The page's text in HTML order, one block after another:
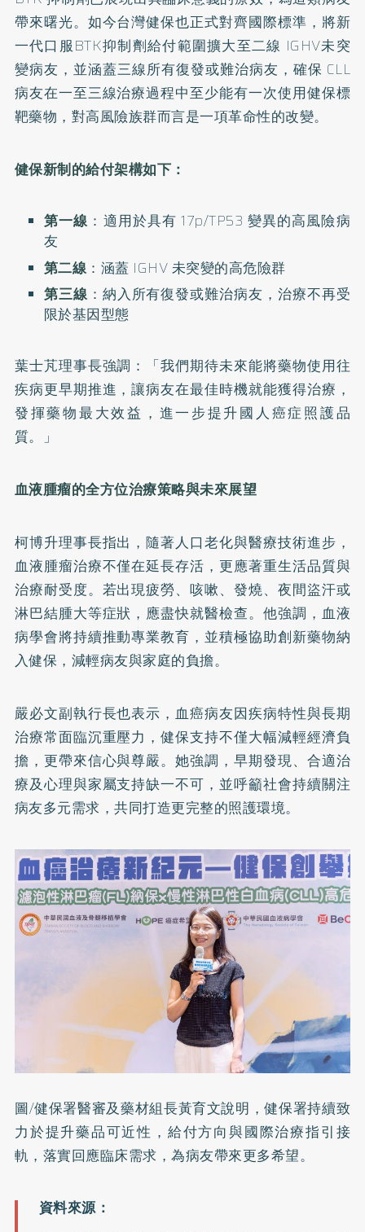
帶來曙光。如今台灣健保也正式對齊國際標準，將新
一代口服BTK抑制劑給付範圍擴大至二線 IGHV未突
變病友，並涵蓋三線所有復發或難治病友，確保 CLL
病友在一至三線治療過程中至少能有一次使用健保標
靶藥物，對高風險族群而言是一項革命性的改變。
健保新制的給付架構如下：
第一線 ： 適用於具有 17p/TP53 變異的高風險病
友
第二線 ： 涵蓋 IGHV 未突變的高危險群
第三線 ： 納入所有復發或難治病友，治療不再受
限於基因型態
葉士芃理事長強調：「我們期待未來能將藥物使用往
疾病更早期推進，讓病友在最佳時機就能獲得治療，
發揮藥物最大效益，進一步提升國人癌症照護品
質。」
血液腫瘤的全方位治療策略與未來展望
柯博升理事長指出，隨著人口老化與醫療技術進步，
血液腫瘤治療不僅在延長存活，更應著重生活品質與
治療耐受度。若出現疲勞、咳嗽、發燒、夜間盜汗或
淋巴結腫大等症狀，應盡快就醫檢查。他強調，血液
病學會將持續推動專業教育，並積極協助創新藥物納
入健保，減輕病友與家庭的負擔。
嚴必文副執行長也表示，血癌病友因疾病特性與長期
治療常面臨沉重壓力，健保支持不僅大幅減輕經濟負
擔，更帶來信心與尊嚴。她強調，早期發現、合適治
療及心理與家屬支持缺一不可，並呼籲社會持續關注
病友多元需求，共同打造更完整的照護環境。
圖/健保署醫審及藥材組長黃育文說明，健保署持續致
力於提升藥品可近性，給付方向與國際治療指引接
軌，落實回應臨床需求，為病友帶來更多希望。